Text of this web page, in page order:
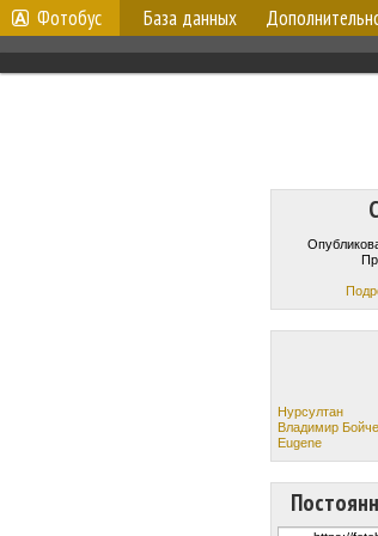
Фотобус База данных
Нурсултан
Владимир
Eugene